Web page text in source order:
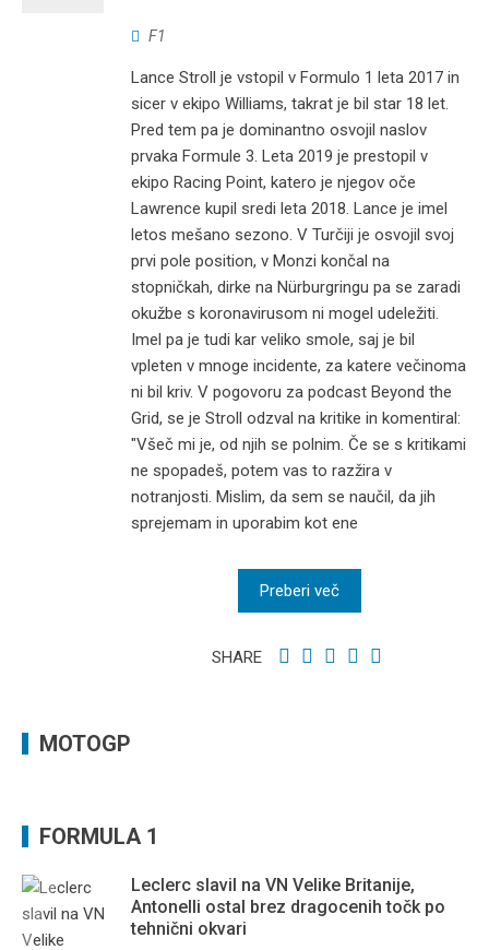
F1
Lance Stroll je vstopil v Formulo 1 leta 2017 in
sicer v ekipo Williams, takrat je bil star 18 let.
Pred tem pa je dominantno osvojil naslov
prvaka Formule 3. Leta 2019 je prestopil v
ekipo Racing Point, katero je njegov oče
Lawrence kupil sredi leta 2018. Lance je imel
letos mešano sezono. V Turčiji je osvojil svoj
prvi pole position, v Monzi končal na
stopničkah, dirke na Nürburgringu pa se zaradi
okužbe s koronavirusom ni mogel udeležiti.
Imel pa je tudi kar veliko smole, saj je bil
vpleten v mnoge incidente, za katere večinoma
ni bil kriv. V pogovoru za podcast Beyond the
Grid, se je Stroll odzval na kritike in komentiral:
"Všeč mi je, od njih se polnim. Če se s kritikami
ne spopadeš, potem vas to razžira v
notranjosti. Mislim, da sem se naučil, da jih
sprejemam in uporabim kot ene
Preberi več
SHARE
MOTOGP
FORMULA 1
Leclerc slavil na VN Velike Britanije,
Antonelli ostal brez dragocenih točk po
tehnični okvari